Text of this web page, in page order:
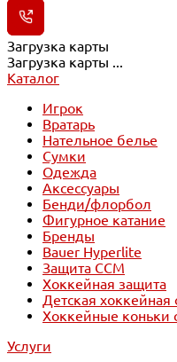
Загрузка карты
Загрузка карты ...
Каталог
Игрок
Вратарь
Нательное белье
Сумки
Одежда
Аксессуары
Бенди/флорбол
Фигурное катание
Бренды
Bauer Hyperlite
Защита CCM
Хоккейная защита
Детская
Хоккейные коньки
Услуги